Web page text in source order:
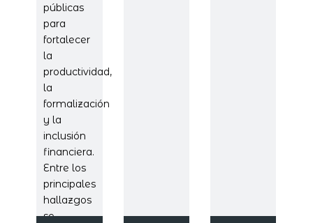
públicas
para
fortalecer
la
productividad,
la
formalización
y la
inclusión
financiera.
Entre los
principales
hallazgos
se